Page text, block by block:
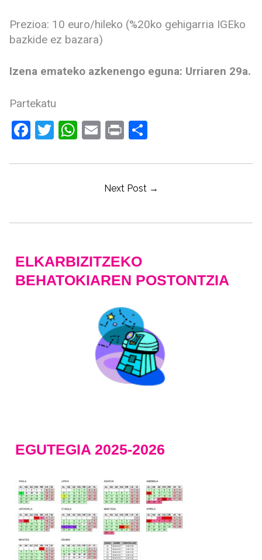
Prezioa: 10 euro/hileko (%20ko gehigarria IGEko
bazkide ez bazara)
Izena emateko azkenengo eguna: Urriaren 29a.
Partekatu
Facebook
Twitter
WhatsApp
Email
PrintShare
SARRERENNext Post →
ELKARBIZITZEKO
BEHATOKIAREN POSTONTZIA
EGUTEGIA 2025-2026